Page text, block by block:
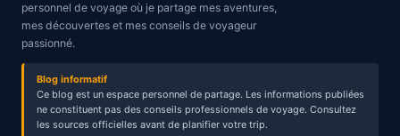
personnel de voyage où je partage mes aventures,
mes découvertes et mes conseils de voyageur
passionné.
Blog informatif
Ce blog est un espace personnel de partage. Les informations publiées
ne constituent pas des conseils professionnels de voyage. Consultez
les sources officielles avant de planifier votre trip.